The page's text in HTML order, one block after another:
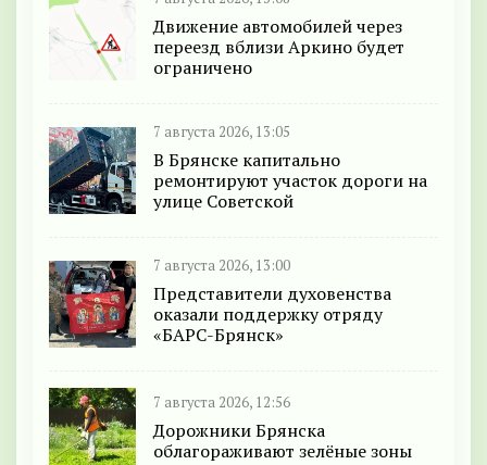
Движение автомобилей через
переезд вблизи Аркино будет
ограничено
7 августа 2026, 13:05
В Брянске капитально
ремонтируют участок дороги на
улице Советской
7 августа 2026, 13:00
Представители духовенства
оказали поддержку отряду
«БАРС-Брянск»
7 августа 2026, 12:56
Дорожники Брянска
облагораживают зелёные зоны